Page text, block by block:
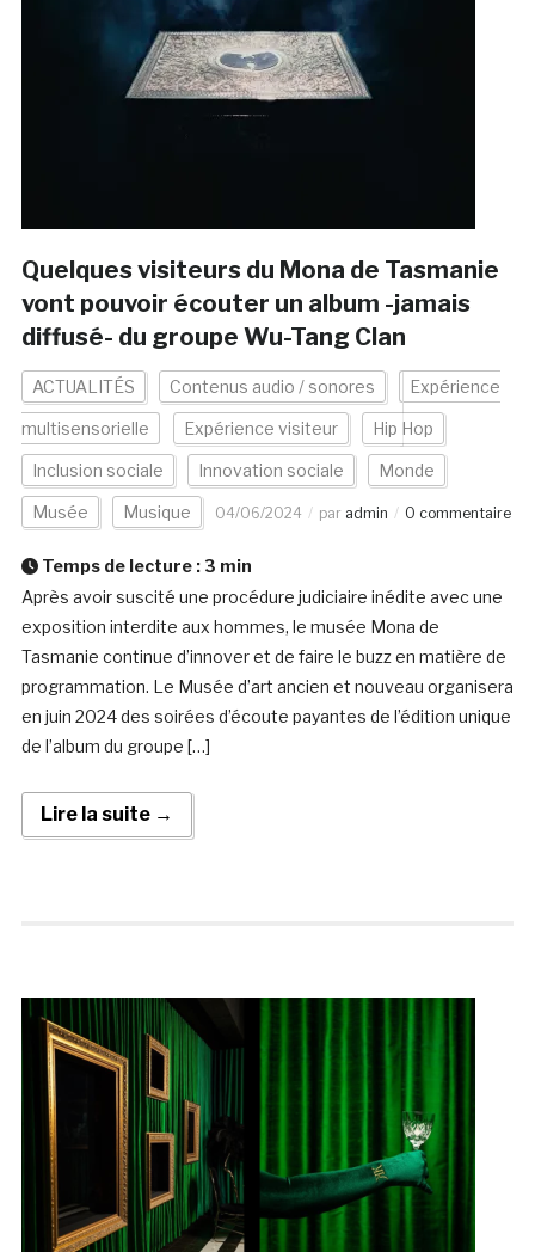
Quelques visiteurs du Mona de Tasmanie
vont pouvoir écouter un album -jamais
diffusé- du groupe Wu-Tang Clan
ACTUALITÉS Contenus audio / sonores Expérience
multisensorielle Expérience visiteur Hip Hop
Inclusion sociale Innovation sociale Monde
Musée Musique 04/06/2024 par admin 0 commentaire
Temps de lecture : 3 min
Après avoir suscité une procédure judiciaire inédite avec une
exposition interdite aux hommes, le musée Mona de
Tasmanie continue d’innover et de faire le buzz en matière de
programmation. Le Musée d’art ancien et nouveau organisera
en juin 2024 des soirées d’écoute payantes de l’édition unique
de l’album du groupe […]
Lire la suite →